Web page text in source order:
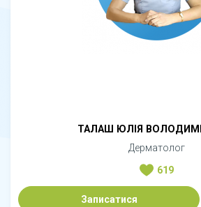
ТАЛАШ ЮЛІЯ
Дерматолог
619
Записатися